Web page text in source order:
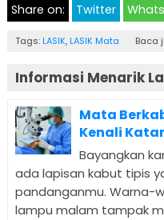
Share on: Twitter
Tags: LASIK, LASIK Mata Baca
Informasi Menarik
Mata
Kenali
Bayangkan
ada lapisan kabut tipis
pandanganmu. Warna-
lampu malam tampak